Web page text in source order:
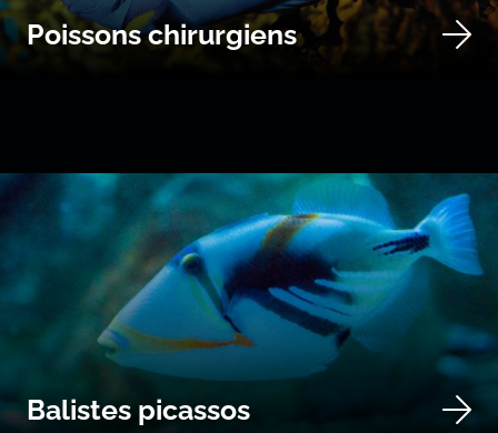
Poissons chirurgiens
Balistes picassos